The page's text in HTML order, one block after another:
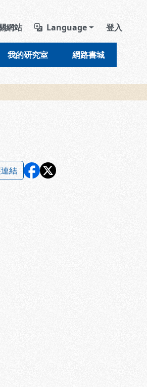
網站 Language 登入
我的研究室 網路書城
結